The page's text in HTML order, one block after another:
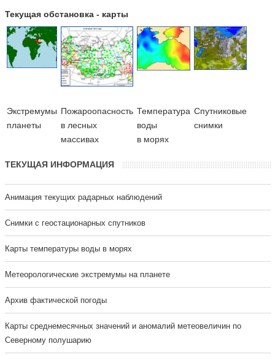
Текущая обстановка - карты
Экстремумы
планеты
Пожароопасность
в лесных
массивах
Температура
воды
в морях
Cпутниковые
снимки
ТЕКУЩАЯ ИНФОРМАЦИЯ
Анимация текущих радарных наблюдений
Cнимки с геостационарных спутников
Карты температуры воды в морях
Метеорологические экстремумы на планете
Архив фактической погоды
Карты среднемесячных значений и аномалий метеовеличин по
Северному полушарию